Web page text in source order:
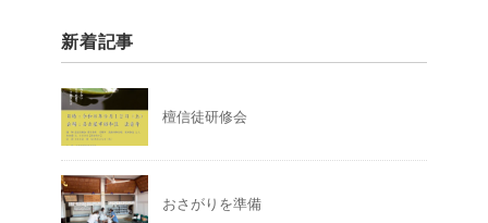
新着記事
檀信徒研修会
おさがりを準備